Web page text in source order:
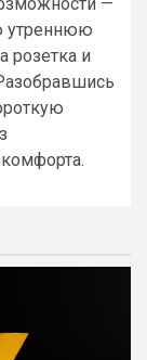
утреннюю
розетка и